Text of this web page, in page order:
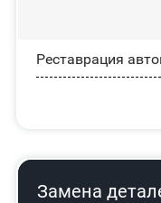
Реставрация
Замена